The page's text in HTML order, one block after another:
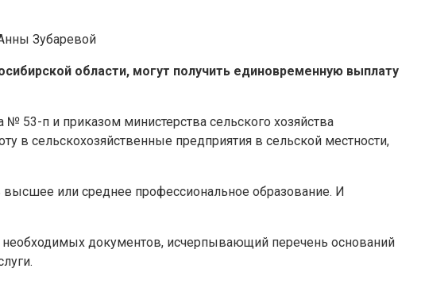
Зубаревой
области, могут получить единовременную выплату
53-п и приказом министерства сельского хозяйства
в сельскохозяйственные предприятия в сельской местности,
высшее или среднее профессиональное образование. И
необходимых документов, исчерпывающий перечень оснований